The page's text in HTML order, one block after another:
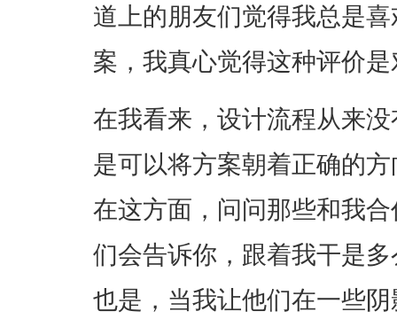
道上的朋友们觉得我总是
案，我真心觉得这种评价
在我看来，设计流程从来
是可以将方案朝着正确的
在这方面，问问那些和我
们会告诉你，跟着我干是
也是，当我让他们在一些